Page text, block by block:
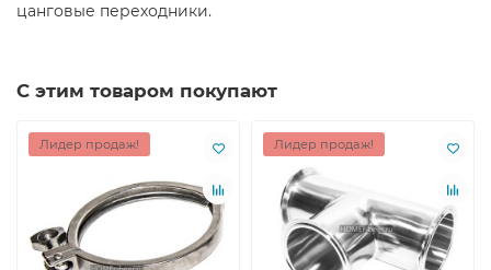
цанговые переходники.
С этим товаром покупают
Лидер продаж! Лидер продаж!